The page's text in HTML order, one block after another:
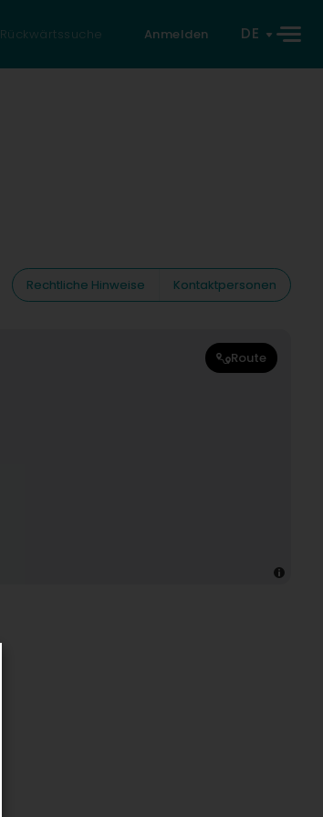
Rückwärtssuche Anmelden DE
Rechtliche Hinweise
Kontaktpersonen
Route